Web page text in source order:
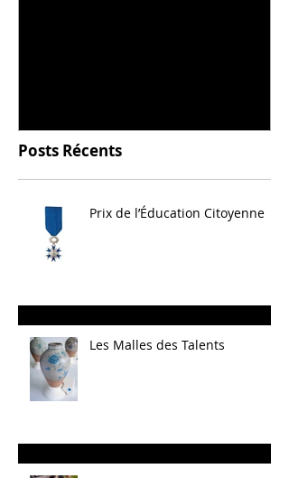
Posts Récents
Prix de l’Éducation Citoyenne
Les Malles des Talents